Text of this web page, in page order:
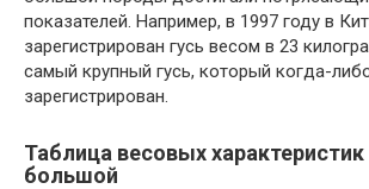
показателей. Например, в 1997 году в
зарегистрирован гусь весом в 23
самый крупный гусь, который когда-
зарегистрирован.
Таблица весовых характеристик
большой